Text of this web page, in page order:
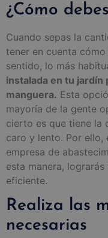
¿Cómo
Cuando sepas la
tener en cuenta
sentido, lo más
instalada en tu jardín
manguera. Esta
mayoría de la gente
cierto es que tiene la
caro y lento. Por
empresa de
esta manera,
eficiente.
Realiza las
necesarias